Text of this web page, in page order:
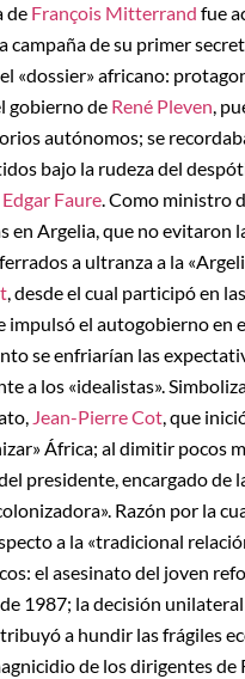
de François Mitterrand fue
campaña de su primer
«dossier» africano:
gobierno de René Pleven,
autónomos; se
bajo la rudeza del
Edgar Faure. Como ministro
Argelia, que no evitaron
a ultranza a la
, desde el cual participó en
impulsó el autogobierno
se enfriarían las
a los «idealistas».
Jean-Pierre Cot, que
África; al dimitir pocos
presidente, encargado de
Razón por la
a la «tradicional
el asesinato del joven
1987; la decisión
a hundir las frágiles
de los dirigentes de